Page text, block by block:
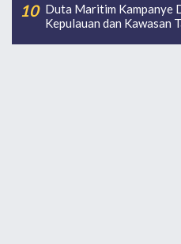
Duta Maritim Kampanye
Kepulauan dan Kawasan